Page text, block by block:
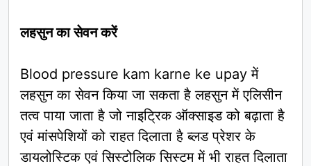
लहसुन का सेवन करें
Blood pressure kam karne ke upay में
लहसुन का सेवन किया जा सकता है लहसुन में एलिसीन
तत्व पाया जाता है जो नाइट्रिक ऑक्साइड को बढ़ाता है
एवं मांसपेशियों को राहत दिलाता है ब्लड प्रेशर के
डायलोस्टिक एवं सिस्टोलिक सिस्टम में भी राहत दिलाता